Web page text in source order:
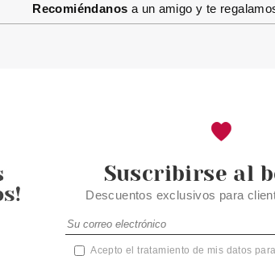
Recomiéndanos a un amigo y te
Suscribirse al
Descuentos exclusivos para
Acepto el tratamiento de mis datos